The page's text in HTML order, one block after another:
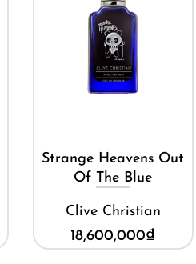
Strange Heavens Out
Of The Blue
Clive Christian
18,600,000₫